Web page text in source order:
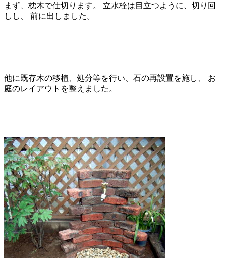
まず、枕木で仕切ります。 立水栓は目立つように、切り回
しし、 前に出しました。
他に既存木の移植、処分等を行い、石の再設置を施し、 お
庭のレイアウトを整えました。